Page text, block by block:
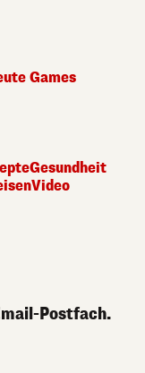
Games
Gesundheit
Video
Postfach.